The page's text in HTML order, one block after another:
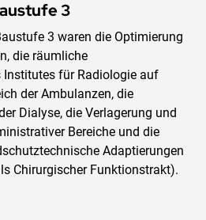
3
3 waren die Optimierung
die räumliche
für Radiologie auf
der Ambulanzen, die
Dialyse, die Verlagerung und
Bereiche und die
Adaptierungen
Chirurgischer Funktionstrakt).